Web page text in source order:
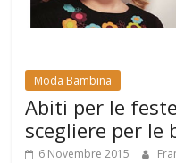
Moda Bambina
Abiti per le
scegliere per le
6 Novembre 2015